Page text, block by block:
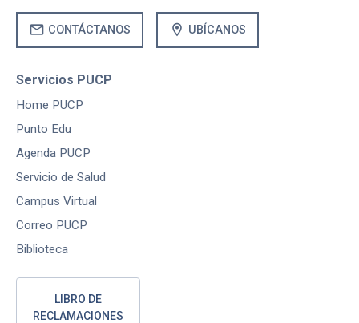
mail CONTÁCTANOS location_on UBÍCANOS
Servicios PUCP
Home PUCP
Punto Edu
Agenda PUCP
Servicio de Salud
Campus Virtual
Correo PUCP
Biblioteca
LIBRO DE
RECLAMACIONES